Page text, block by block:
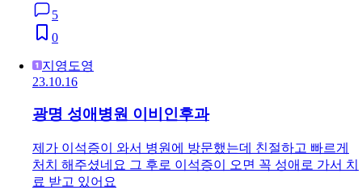
5
0
지영도영
23.10.16
광명 성애병원 이비인후과
제가 이석증이 와서 병원에 방문했는데 친절하고 빠르게
처치 해주셨네요 그 후로 이석증이 오면 꼭 성애로 가서 치
료 받고 있어요